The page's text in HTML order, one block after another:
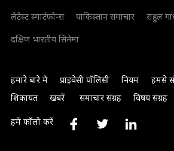
लेटेस्ट स्मार्टफोन्स
पाकिस्तान समाचार राहुल
दक्षिण भारतीय सिनेमा
हमारे बारे में प्राइवेसी पॉलिसी नियम हमसे
शिकायत
खबरें समाचार संग्रह विषय संग्रह
हमें फॉलो करें